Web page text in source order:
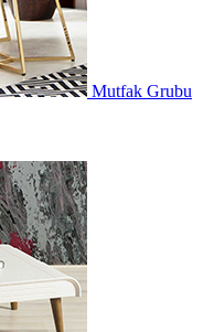
Mutfak Grubu